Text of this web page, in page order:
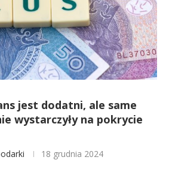
jest dodatni, ale same
wystarczyły na pokrycie
18 grudnia 2024